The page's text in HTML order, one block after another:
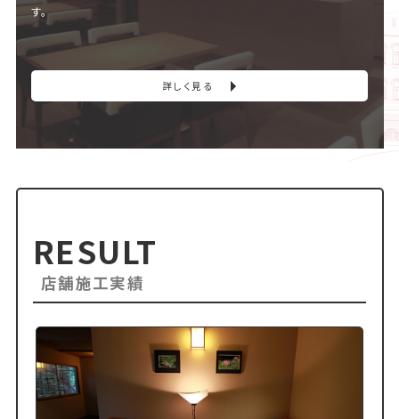
す。
詳しく見る
RESULT
店舗施工実績